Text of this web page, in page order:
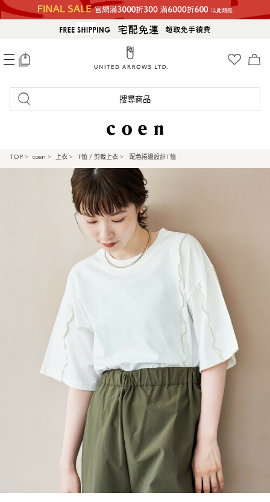
搜尋商品
TOP > coen > 上衣 > T恤 / 剪裁上衣 > 配色捲邊設計T恤